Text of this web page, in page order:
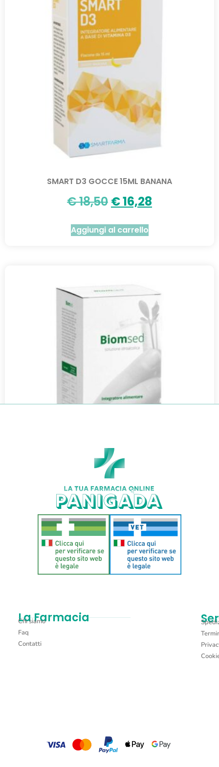
SMART D3 GOCCE 15ML BANANA
€18,50 €16,28
Aggiungi al carrello
MORFEO SONNO PROFONDO S/BRUTTI
€22,00
Aggiungi al carrello
La Farmacia
Chi siamo
Faq
Contatti